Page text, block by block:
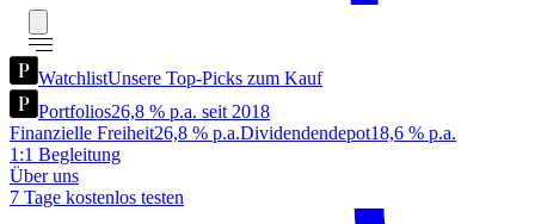
WatchlistUnsere Top-Picks zum Kauf
Portfolios26,8 % p.a. seit 2018
Finanzielle Freiheit26,8 % p.a.Dividendendepot18,6 % p.a.
1:1 Begleitung
Über uns
7 Tage kostenlos testen